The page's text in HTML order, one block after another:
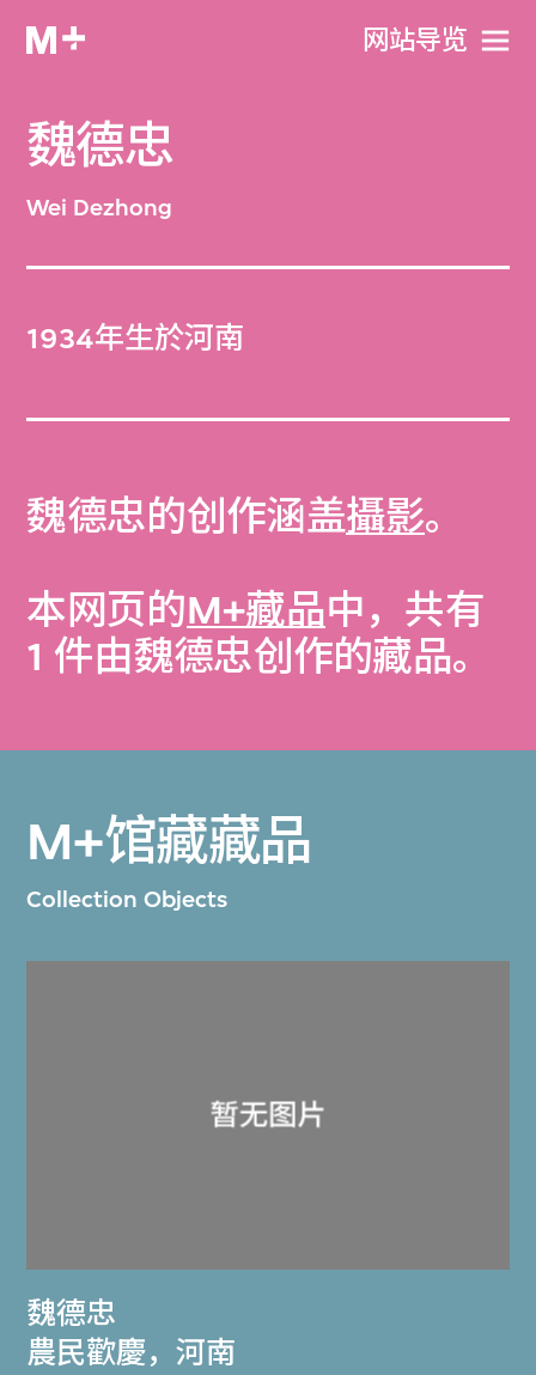
网站导览
魏德忠
Wei Dezhong
1934年生於河南
魏德忠的创作涵盖攝影。
本网页的M+藏品中，共有
1 件由魏德忠创作的藏品。
M+馆藏藏品
Collection Objects
魏德忠
農民歡慶，河南